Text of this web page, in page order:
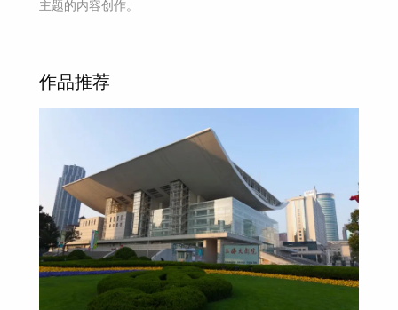
主题的内容创作。
作品推荐